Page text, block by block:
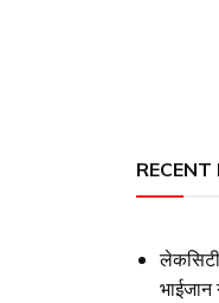
लेकसिटी